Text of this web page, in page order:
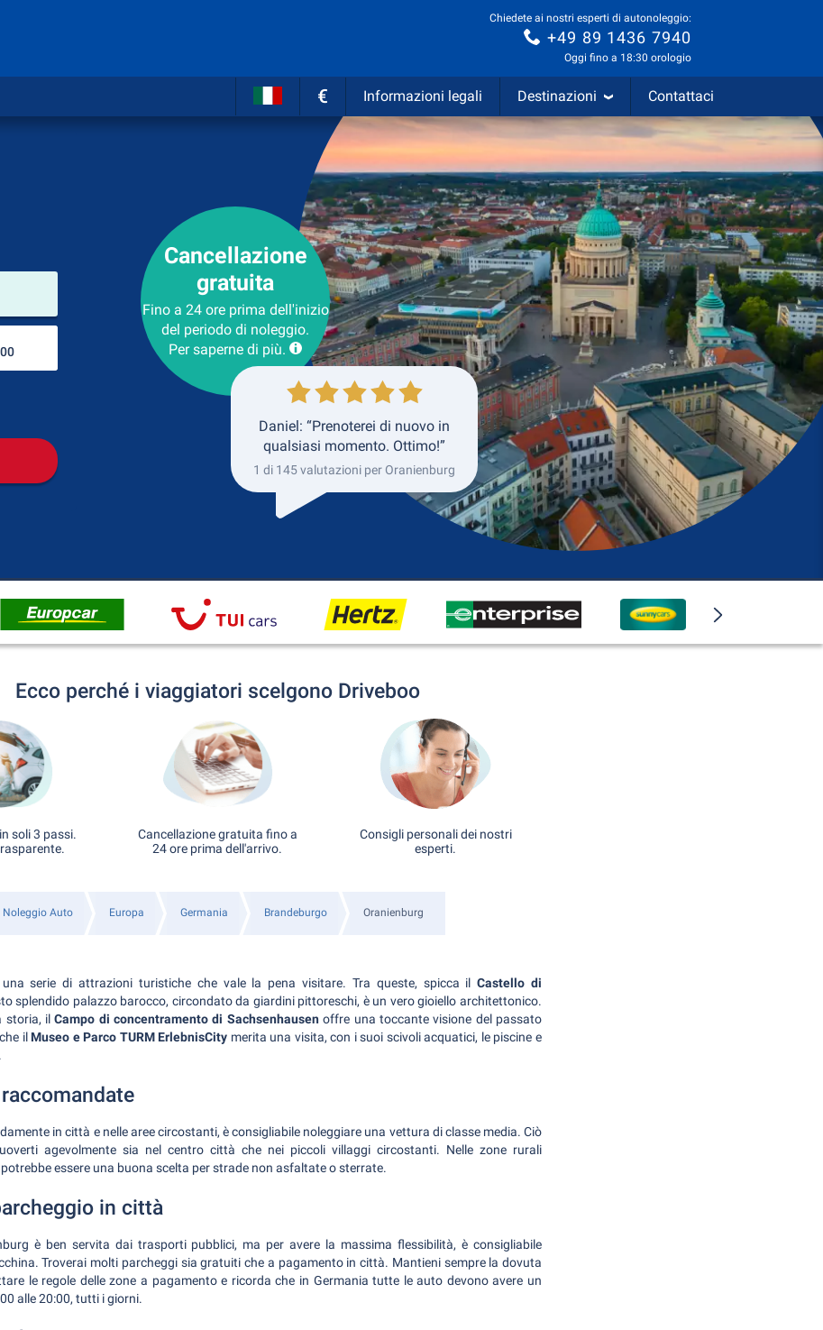
Chiedete ai nostri esperti di autonoleggio:
+49 89 1436 7940
Oggi fino a 18:30 orologio
€ Informazioni legali Destinazioni Contattaci
Luogo del noleggio
Luogo di ritorno
Cancellazione
gratuita
Fino a 24 ore prima dell'inizio
del periodo di noleggio.
Per saperne di più.
Daniel: “Prenoterei di nuovo in
qualsiasi momento. Ottimo!”
1 di 145 valutazioni per Oranienburg
Ecco perché i viaggiatori scelgono Driveboo
soli 3 passi.
Cancellazione gratuita fino a
24 ore prima dell'arrivo.
Consigli personali dei nostri
esperti.
Noleggio Auto Europa Germania Brandeburgo Oranienburg
serie di attrazioni turistiche che vale la pena visitare. Tra queste, spicca ilCastello di
splendido palazzo barocco, circondato da giardini pittoreschi, è un vero gioiello architettonico.
storia, ilCampo di concentramento di Sachsenhausenoffre una toccante visione del passato
ilMuseo e Parco TURM ErlebnisCity merita una visita, con i suoi scivoli acquatici, le piscine e
in città e nelle aree circostanti, è consigliabile noleggiare una vettura di classe media. Ciò
agevolmente sia nel centro città che nei piccoli villaggi circostanti. Nelle zone rurali
essere una buona scelta per strade non asfaltate o sterrate.
in città
è ben servita dai trasporti pubblici, ma per avere la massima flessibilità, è consigliabile
Troverai molti parcheggi sia gratuiti che a pagamento in città. Mantieni sempre la dovuta
le regole delle zone a pagamento e ricorda che in Germania tutte le auto devono avere un
alle 20:00, tutti i giorni.